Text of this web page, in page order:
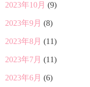
2023年10月 (9)
2023年9月 (8)
2023年8月 (11)
2023年7月 (11)
2023年6月 (6)